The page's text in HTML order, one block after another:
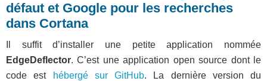
défaut et Google pour les recherches
dans Cortana
Il suffit d’installer une petite application nommée
EdgeDeflector. C’est une application open source dont le
code est
hébergé sur GitHub. La dernière version du